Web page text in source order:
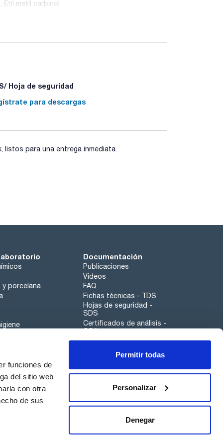
funciones de
del sitio web
con otra
de sus
Permitir todas
Personalizar
Denegar
Etil metil carbinol
Hoja de seguridad
para descargas
para una entrega inmediata.
y porcelana
Documentación
Publicaciones
Videos
FAQ
Fichas técnicas - TDS
Hojas de seguridad -
SDS
Certificados de análisis -
COA
Aplicaciones
Canal de denuncias